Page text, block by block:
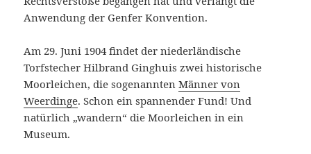
Anwendung der Genfer Konvention.
Am 29. Juni 1904 findet der niederländische
Torfstecher Hilbrand Ginghuis zwei historische
Moorleichen, die sogenanntenMänner von
Weerdinge. Schon ein spannender Fund! Und
natürlich „wandern“ die Moorleichen in ein
Museum.